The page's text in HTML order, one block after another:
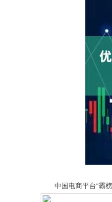
中国电商平台“霸榜
深证成